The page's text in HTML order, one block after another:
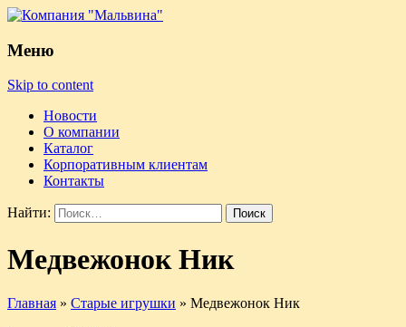
Меню
Skip to content
Новости
О компании
Каталог
Корпоративным клиентам
Контакты
Найти:
Медвежонок Ник
Главная » Старые игрушки » Медвежонок Ник